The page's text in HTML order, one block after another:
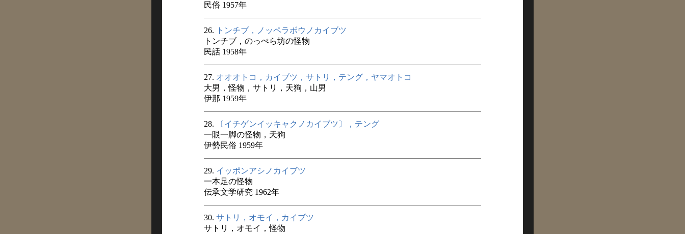
民俗 1957年
26.
トンチブ，ノッペラボウノカイブツ
トンチブ，のっぺら坊の怪物
民話 1958年
27. オオオトコ，カイブツ，サトリ，テング，ヤマオトコ
大男，怪物，サトリ，天狗，山男
伊那 1959年
28.
〔イチゲンイッキャクノカイブツ〕，テング
一眼一脚の怪物，天狗
伊勢民俗 1959年
29. イッポンアシノカイブツ
一本足の怪物
伝承文学研究 1962年
30. サトリ，オモイ，カイブツ
サトリ，オモイ，怪物